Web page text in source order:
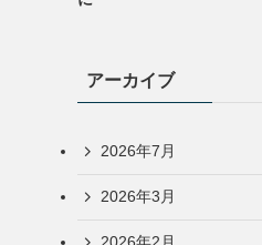
アーカイブ
2026年7月
2026年3月